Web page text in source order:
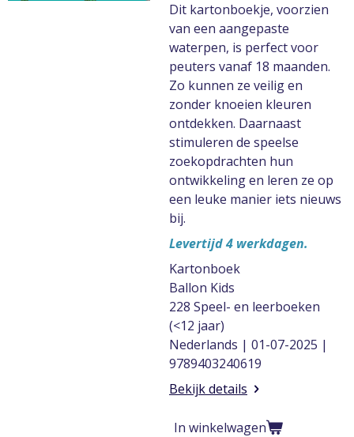
Dit kartonboekje, voorzien
van een aangepaste
waterpen, is perfect voor
peuters vanaf 18 maanden.
Zo kunnen ze veilig en
zonder knoeien kleuren
ontdekken. Daarnaast
stimuleren de speelse
zoekopdrachten hun
ontwikkeling en leren ze op
een leuke manier iets nieuws
bij.
Levertijd 4 werkdagen.
Kartonboek
Ballon Kids
228 Speel- en leerboeken
(<12 jaar)
Nederlands | 01-07-2025 |
9789403240619
Bekijk details
In winkelwagen